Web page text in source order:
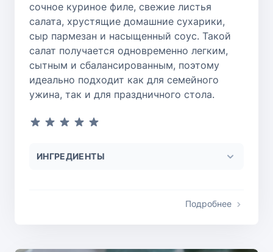
сочное куриное филе, свежие листья
салата, хрустящие домашние сухарики,
сыр пармезан и насыщенный соус. Такой
салат получается одновременно легким,
сытным и сбалансированным, поэтому
идеально подходит как для семейного
ужина, так и для праздничного стола.
ИНГРЕДИЕНТЫ
Подробнее